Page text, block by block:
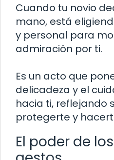
Cuando tu novio
mano, está
y personal para
admiración por ti.
Es un acto que
delicadeza y el
hacia ti, reflejando
protegerte y
El poder de